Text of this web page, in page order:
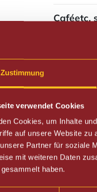
Zustimmung
verwendet Cookies
Cookies, um Inhalte
auf unsere Website
Partner für soziale
mit weiteren Daten
haben.
Caféetc.